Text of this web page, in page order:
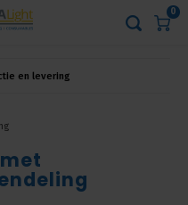
0
en levering